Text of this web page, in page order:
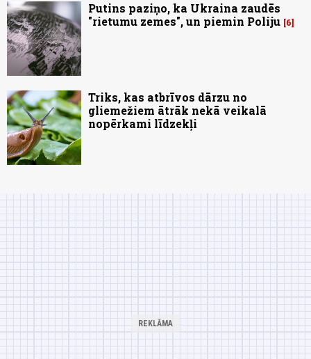
Putins paziņo, ka Ukraina zaudēs
"rietumu zemes", un piemin Poliju 6
Triks, kas atbrīvos dārzu no
gliemežiem ātrāk nekā veikalā
nopērkami līdzekļi